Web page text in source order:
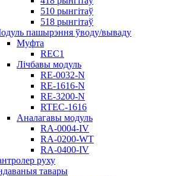
510 рынгітаў
518 рынгітаў
пашырэння ўводу/вываду
Муфта
REC1
Лічбавы модуль
RE-0032-N
RE-1616-N
RE-3200-N
RTEC-1616
Аналагавы модуль
RA-0004-IV
RA-0200-WT
RA-0400-IV
руху
тавары